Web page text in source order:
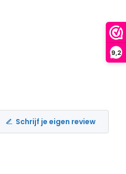
9,2
Schrijf je eigen review